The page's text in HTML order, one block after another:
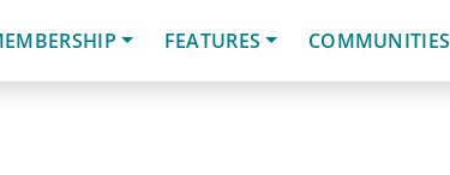
FEATURES COMMUNITIES